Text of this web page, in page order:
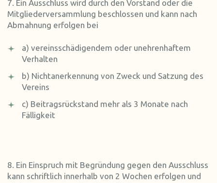
7. Ein Ausschluss wird durch den Vorstand oder die
Mitgliederversammlung beschlossen und kann nach
Abmahnung erfolgen bei
a) vereinsschädigendem oder unehrenhaftem
Verhalten
b) Nichtanerkennung von Zweck und Satzung des
Vereins
c) Beitragsrückstand mehr als 3 Monate nach
Fälligkeit
8. Ein Einspruch mit Begründung gegen den Ausschluss
kann schriftlich innerhalb von 2 Wochen erfolgen und